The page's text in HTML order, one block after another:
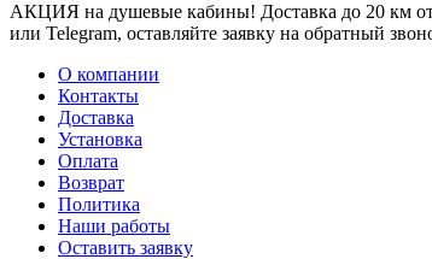
АКЦИЯ на душевые кабины! Доставка до 20 км
или Telegram, оставляйте заявку на обратный
О компании
Контакты
Доставка
Установка
Оплата
Возврат
Политика
Наши работы
Оставить заявку